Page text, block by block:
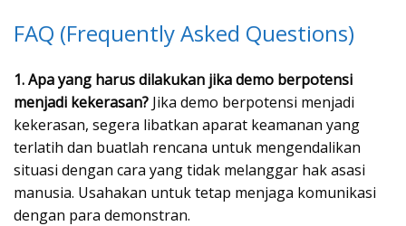
FAQ (Frequently Asked Questions)
1. Apa yang harus dilakukan jika demo berpotensi
menjadi kekerasan? Jika demo berpotensi menjadi
kekerasan, segera libatkan aparat keamanan yang
terlatih dan buatlah rencana untuk mengendalikan
situasi dengan cara yang tidak melanggar hak asasi
manusia. Usahakan untuk tetap menjaga komunikasi
dengan para demonstran.